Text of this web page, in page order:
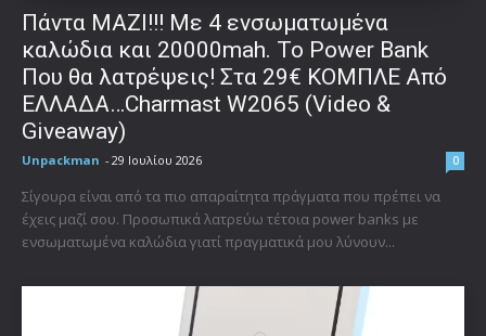
Πάντα ΜΑΖΙ!!! Με 4 ενσωματωμένα
καλώδια και 20000mah. Το Power Bank
Που θα λατρέψεις! Στα 29€ ΚΟΜΠΛΕ Από
ΕΛΛΑΔΑ…Charmast W2065 (Video &
Giveaway)
Unpackman - 29 Ιουλίου 2026 0
Σίγουρα είναι από τα πιο απαραίτητα πράγματα που πρέπει να
έχεις μαζί σου. Προσωπικά λατρεύω τέτοια power banks με
ενσωματωμένα καλώδια γιατί πραγματικά μου λύνουν...